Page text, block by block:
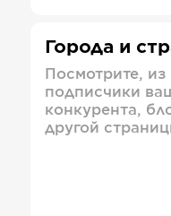
Города и
Посмотрите, из
подписчики
конкурента,
другой